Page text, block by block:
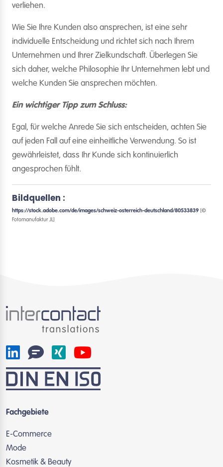
verliehen.
Wie Sie Ihre Kunden also ansprechen, ist eine sehr
individuelle Entscheidung und richtet sich nach Ihrem
Unternehmen und Ihrer Zielkundschaft. Überlegen Sie
sich daher, welche Philosophie Ihr Unternehmen lebt und
welche Kunden Sie ansprechen möchten.
Ein wichtiger Tipp zum Schluss:
Egal, für welche Anrede Sie sich entscheiden, achten Sie
auf jeden Fall auf eine einheitliche Verwendung. So ist
gewährleistet, dass Ihr Kunde sich kontinuierlich
angesprochen fühlt.
Bildquellen :
https://stock.adobe.com/de/images/schweiz-osterreich-deutschland/80533839 [©
Fotomanufaktur JL]
Fachgebiete
E-Commerce
Mode
Kosmetik & Beauty